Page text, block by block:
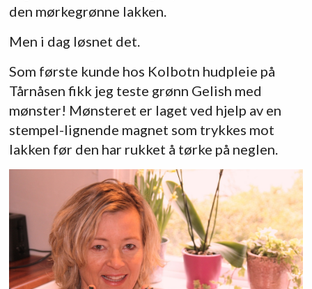
den mørkegrønne lakken.
Men i dag løsnet det.
Som første kunde hos Kolbotn hudpleie på
Tårnåsen fikk jeg teste grønn Gelish med
mønster! Mønsteret er laget ved hjelp av en
stempel-lignende magnet som trykkes mot
lakken før den har rukket å tørke på neglen.